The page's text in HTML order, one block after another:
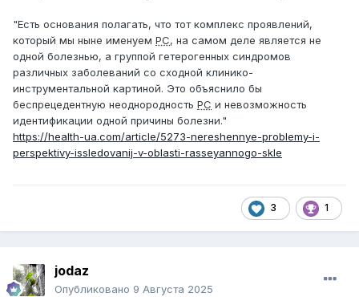
"Есть основания полагать, что тот комплекс проявлений,
который мы ныне именуем РС, на самом деле является не
одной болезнью, а группой гетерогенных синдромов
различных заболеваний со сходной клинико-
инструментальной картиной. Это объяснило бы
беспрецедентную неоднородность РС и невозможность
идентификации одной причины болезни."
https://health-ua.com/article/5273-nereshennye-problemy-i-
perspektivy-issledovanij-v-oblasti-rasseyannogo-skle
3 1
jodaz
Опубликовано 9 Августа 2025